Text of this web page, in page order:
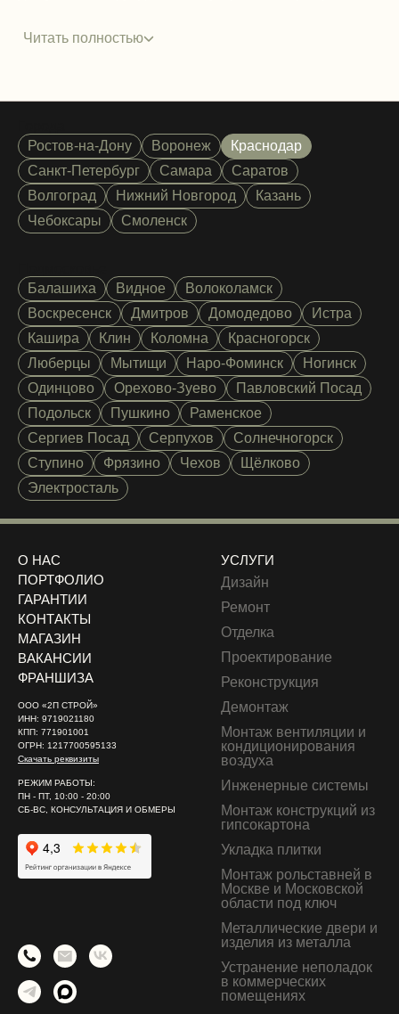
Читать полностью
Ростов-на-Дону
Воронеж
Краснодар
Санкт-Петербург
Самара
Саратов
Волгоград
Нижний Новгород
Казань
Чебоксары
Смоленск
Балашиха
Видное
Волоколамск
Воскресенск
Дмитров Домодедово
Истра
Кашира
Клин Коломна
Красногорск
Люберцы
Мытищи Наро-Фоминск
Ногинск
Одинцово
Орехово-Зуево
Павловский Посад
Подольск
Пушкино
Раменское
Сергиев Посад
Серпухов
Солнечногорск
Ступино
Фрязино Чехов
Щёлково
Электросталь
О НАС
ПОРТФОЛИО
ГАРАНТИИ
КОНТАКТЫ
МАГАЗИН
ВАКАНСИИ
ФРАНШИЗА
ООО «2П СТРОЙ»
ИНН: 9719021180
КПП: 771901001
ОГРН: 1217700595133
Скачать реквизиты
РЕЖИМ РАБОТЫ:
ПН - ПТ, 10:00 - 20:00
СБ-ВС, КОНСУЛЬТАЦИЯ И ОБМЕРЫ
УСЛУГИ
Дизайн
Ремонт
Отделка
Проектирование
Реконструкция
Демонтаж
Монтаж вентиляции и
кондиционирования
воздуха
Инженерные системы
Монтаж конструкций из
гипсокартона
Укладка плитки
Монтаж рольставней в
Москве и Московской
области под ключ
Металлические двери и
изделия из металла
Устранение неполадок
в коммерческих
помещениях